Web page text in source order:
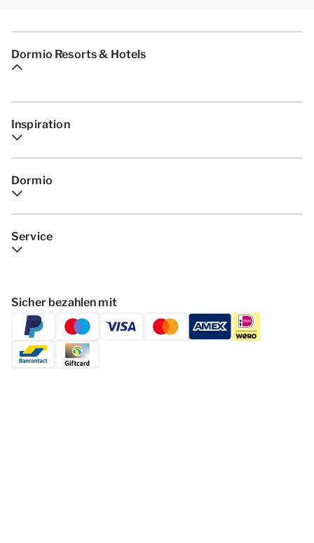
Dormio Resorts & Hotels
Inspiration
Dormio
Service
Sicher bezahlen mit